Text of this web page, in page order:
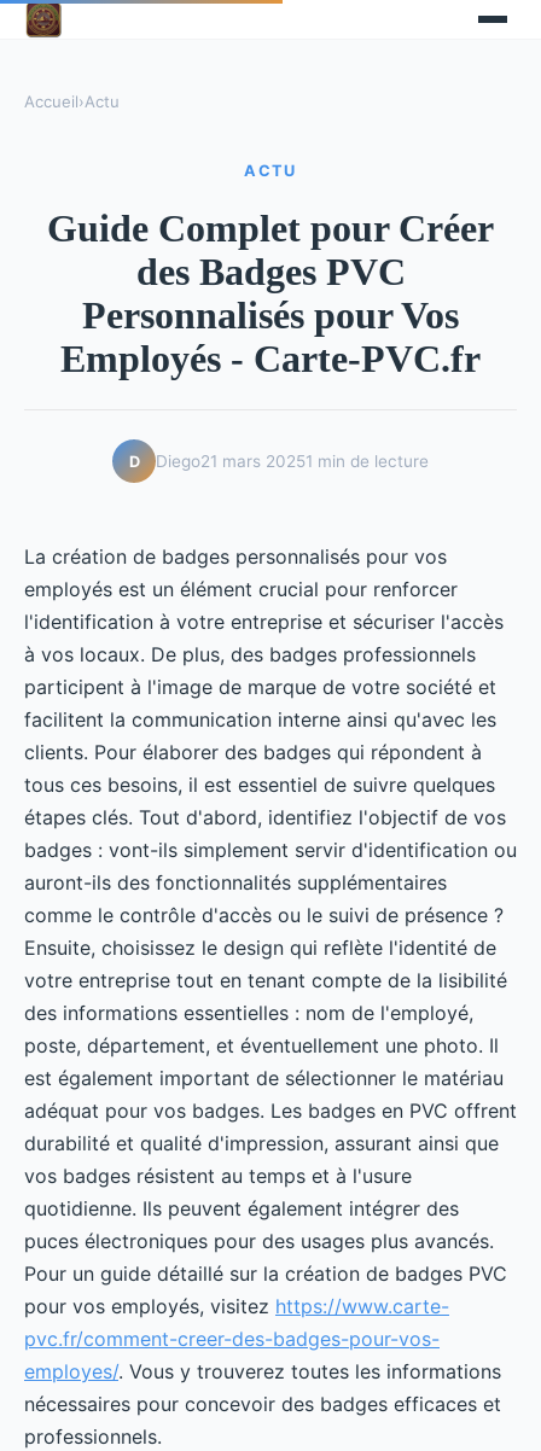
Accueil›Actu
ACTU
Guide Complet pour Créer
des Badges PVC
Personnalisés pour Vos
Employés - Carte-PVC.fr
D Diego21 mars 20251 min de lecture
La création de badges personnalisés pour vos
employés est un élément crucial pour renforcer
l'identification à votre entreprise et sécuriser l'accès
à vos locaux. De plus, des badges professionnels
participent à l'image de marque de votre société et
facilitent la communication interne ainsi qu'avec les
clients. Pour élaborer des badges qui répondent à
tous ces besoins, il est essentiel de suivre quelques
étapes clés. Tout d'abord, identifiez l'objectif de vos
badges : vont-ils simplement servir d'identification ou
auront-ils des fonctionnalités supplémentaires
comme le contrôle d'accès ou le suivi de présence ?
Ensuite, choisissez le design qui reflète l'identité de
votre entreprise tout en tenant compte de la lisibilité
des informations essentielles : nom de l'employé,
poste, département, et éventuellement une photo. Il
est également important de sélectionner le matériau
adéquat pour vos badges. Les badges en PVC offrent
durabilité et qualité d'impression, assurant ainsi que
vos badges résistent au temps et à l'usure
quotidienne. Ils peuvent également intégrer des
puces électroniques pour des usages plus avancés.
Pour un guide détaillé sur la création de badges PVC
pour vos employés, visitez https://www.carte-
pvc.fr/comment-creer-des-badges-pour-vos-
employes/. Vous y trouverez toutes les informations
nécessaires pour concevoir des badges efficaces et
professionnels.